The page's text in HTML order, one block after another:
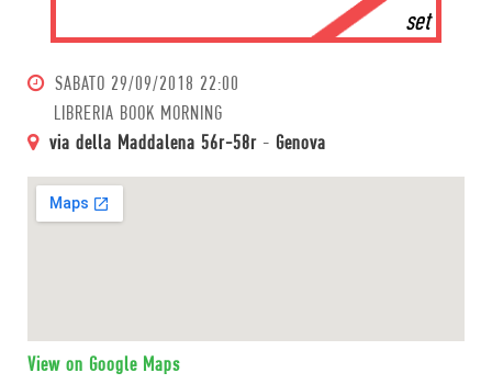
set
SABATO 29/09/2018 22:00
LIBRERIA BOOK MORNING
via della Maddalena 56r-58r - Genova
View on Google Maps